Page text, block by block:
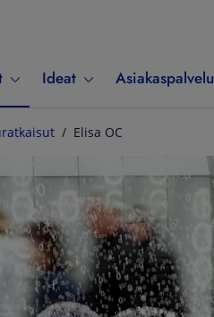
Ideat Asiakaspalvelu
Elisa OC